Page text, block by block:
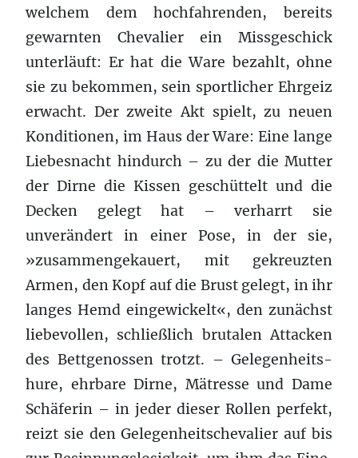
welchem dem hochfahrenden, bereits
gewarnten Chevalier ein Missgeschick
unterläuft: Er hat die Ware bezahlt, ohne
sie zu bekommen, sein sportlicher Ehrgeiz
erwacht. Der zweite Akt spielt, zu neuen
Konditionen, im Haus der Ware: Eine lange
Liebesnacht hindurch – zu der die Mutter
der Dirne die Kissen geschüttelt und die
Decken gelegt hat – verharrt sie
unverändert in einer Pose, in der sie,
»zusammengekauert, mit gekreuzten
Armen, den Kopf auf die Brust gelegt, in ihr
langes Hemd eingewickelt«, den zunächst
liebevollen, schließlich brutalen Attacken
des Bettgenossen trotzt. – Gelegenheits­
hure, ehrbare Dirne, Mätresse und Dame
Schäferin – in jeder dieser Rollen perfekt,
reizt sie den Gelegenheits­chevalier auf bis